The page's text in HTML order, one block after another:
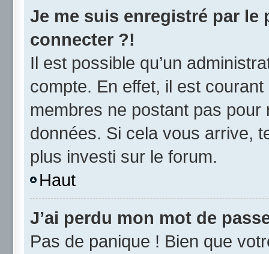
Je me suis enregistré par le
connecter ?!
Il est possible qu’un
compte. En effet, il est
membres ne postant pas
données. Si cela vous arrive,
plus investi sur le forum.
Haut
J’ai perdu mon mot de
Pas de panique ! Bien que